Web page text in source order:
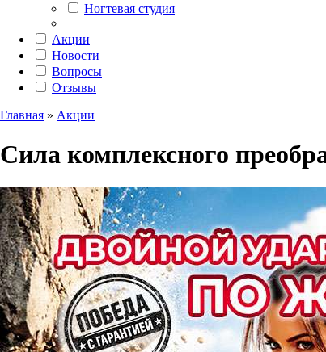
Ногтевая студия
Акции
Новости
Вопросы
Отзывы
Главная » Акции
Сила комплексного